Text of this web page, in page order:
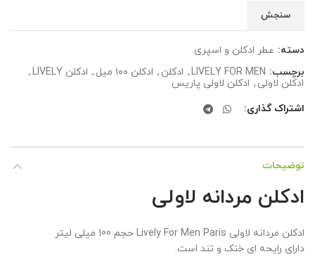
سنجش
دسته: عطر ادکلن و اسپری
برچسب: LIVELY FOR MEN
, ادکلن , ادکلن ۱۰۰ میل , ادکلن LIVELY
,
ادکلن لاولی , ادکلن لاولی پاریس
اشتراک گذاری
توضیحات
ادکلن مردانه لاولی
ادکلن مردانه لاولی Lively For Men Paris حجم 100 میلی لیتر
دارای رایحه ای خنک و تند است.